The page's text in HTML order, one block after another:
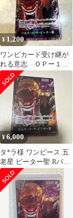
¥ 1,200
ワンピカード受け継が
れる意志 ＯＰー１３
ＲーＰ０８４シェパー
ド・十・ピーター聖
¥6,000
タ*ラ様 ワンピース 五
老星 ピーター聖 Rパラ
レル OP13-084